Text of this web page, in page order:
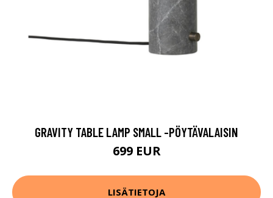
GRAVITY TABLE LAMP SMALL -PÖYTÄVALAISIN
699 EUR
LISÄTIETOJA